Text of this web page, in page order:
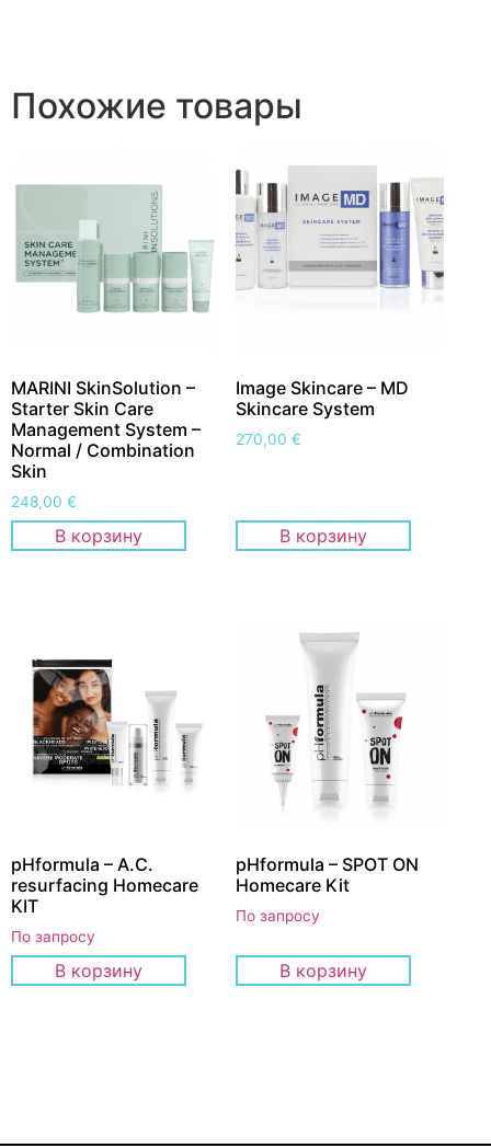
Похожие товары
MARINI SkinSolution –
Starter Skin Care
Management System –
Normal / Combination
Skin
248,00 €
В корзину
Image Skincare – MD
Skincare System
270,00€
В корзину
pHformula – A.C.
resurfacing Homecare
KIT
По запросу
В корзину
pHformula – SPOT ON
Homecare Kit
По запросу
В корзину